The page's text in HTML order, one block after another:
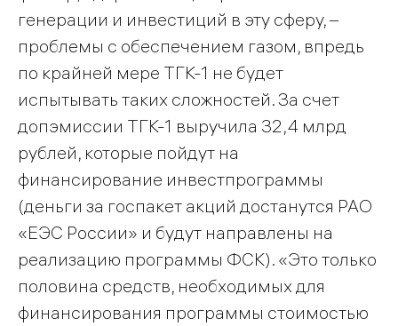
генерации и инвестиций в эту сферу, –
проблемы с обеспечением газом, впредь
по крайней мере ТГК-1 не будет
испытывать таких сложностей. За счет
допэмиссии ТГК-1 выручила 32,4 млрд
рублей, которые пойдут на
финансирование инвестпрограммы
(деньги за госпакет акций достанутся РАО
«ЕЭС России» и будут направлены на
реализацию программы ФСК). «Это только
половина средств, необходимых для
финансирования программы стоимостью